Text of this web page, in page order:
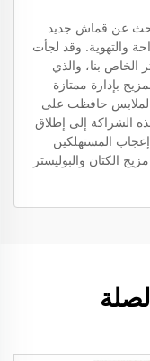
عن قماش جديد
والتهوية. وقد لجأت
الخاص بنا، والذي
بإدارة ممتازة
الملابس حافظت على
الشراكة إلى إطلاق
المستهلكين
الكتان والبوليستر